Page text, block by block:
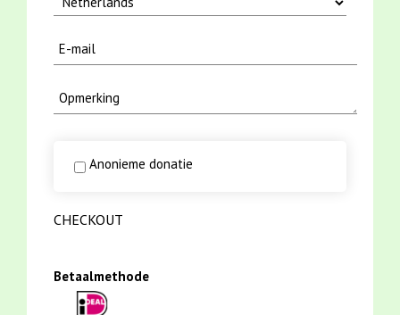
Anonieme donatie
CHECKOUT
Betaalmethode